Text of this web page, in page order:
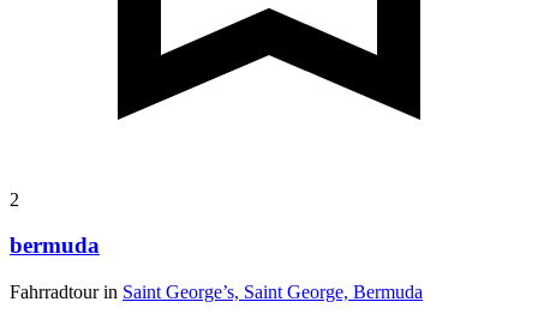
2
bermuda
Fahrradtour in Saint George’s, Saint George, Bermuda